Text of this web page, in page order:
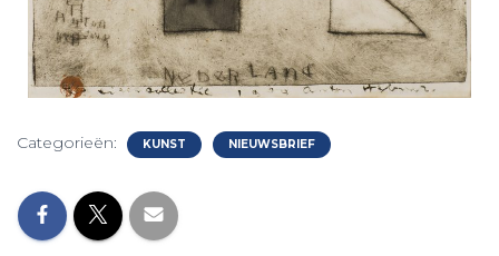
Categorieën: KUNST NIEUWSBRIEF